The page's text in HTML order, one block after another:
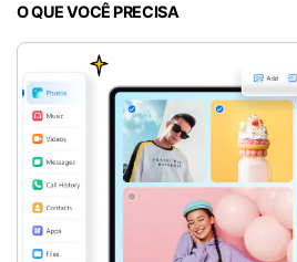
O QUE VOCÊ PRECISA